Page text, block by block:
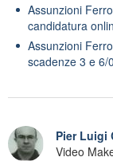
Assunzioni
candidatura
Assunzioni
scadenze 3 e 6/
Pier Luigi
Video